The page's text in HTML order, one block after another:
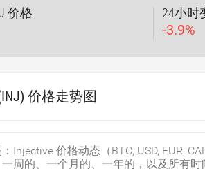
价格 24小时
-3.9%
价格走势图
Injective 价格动态（BTC, USD, EUR,
周的、一个月的、一年的，以及所有时